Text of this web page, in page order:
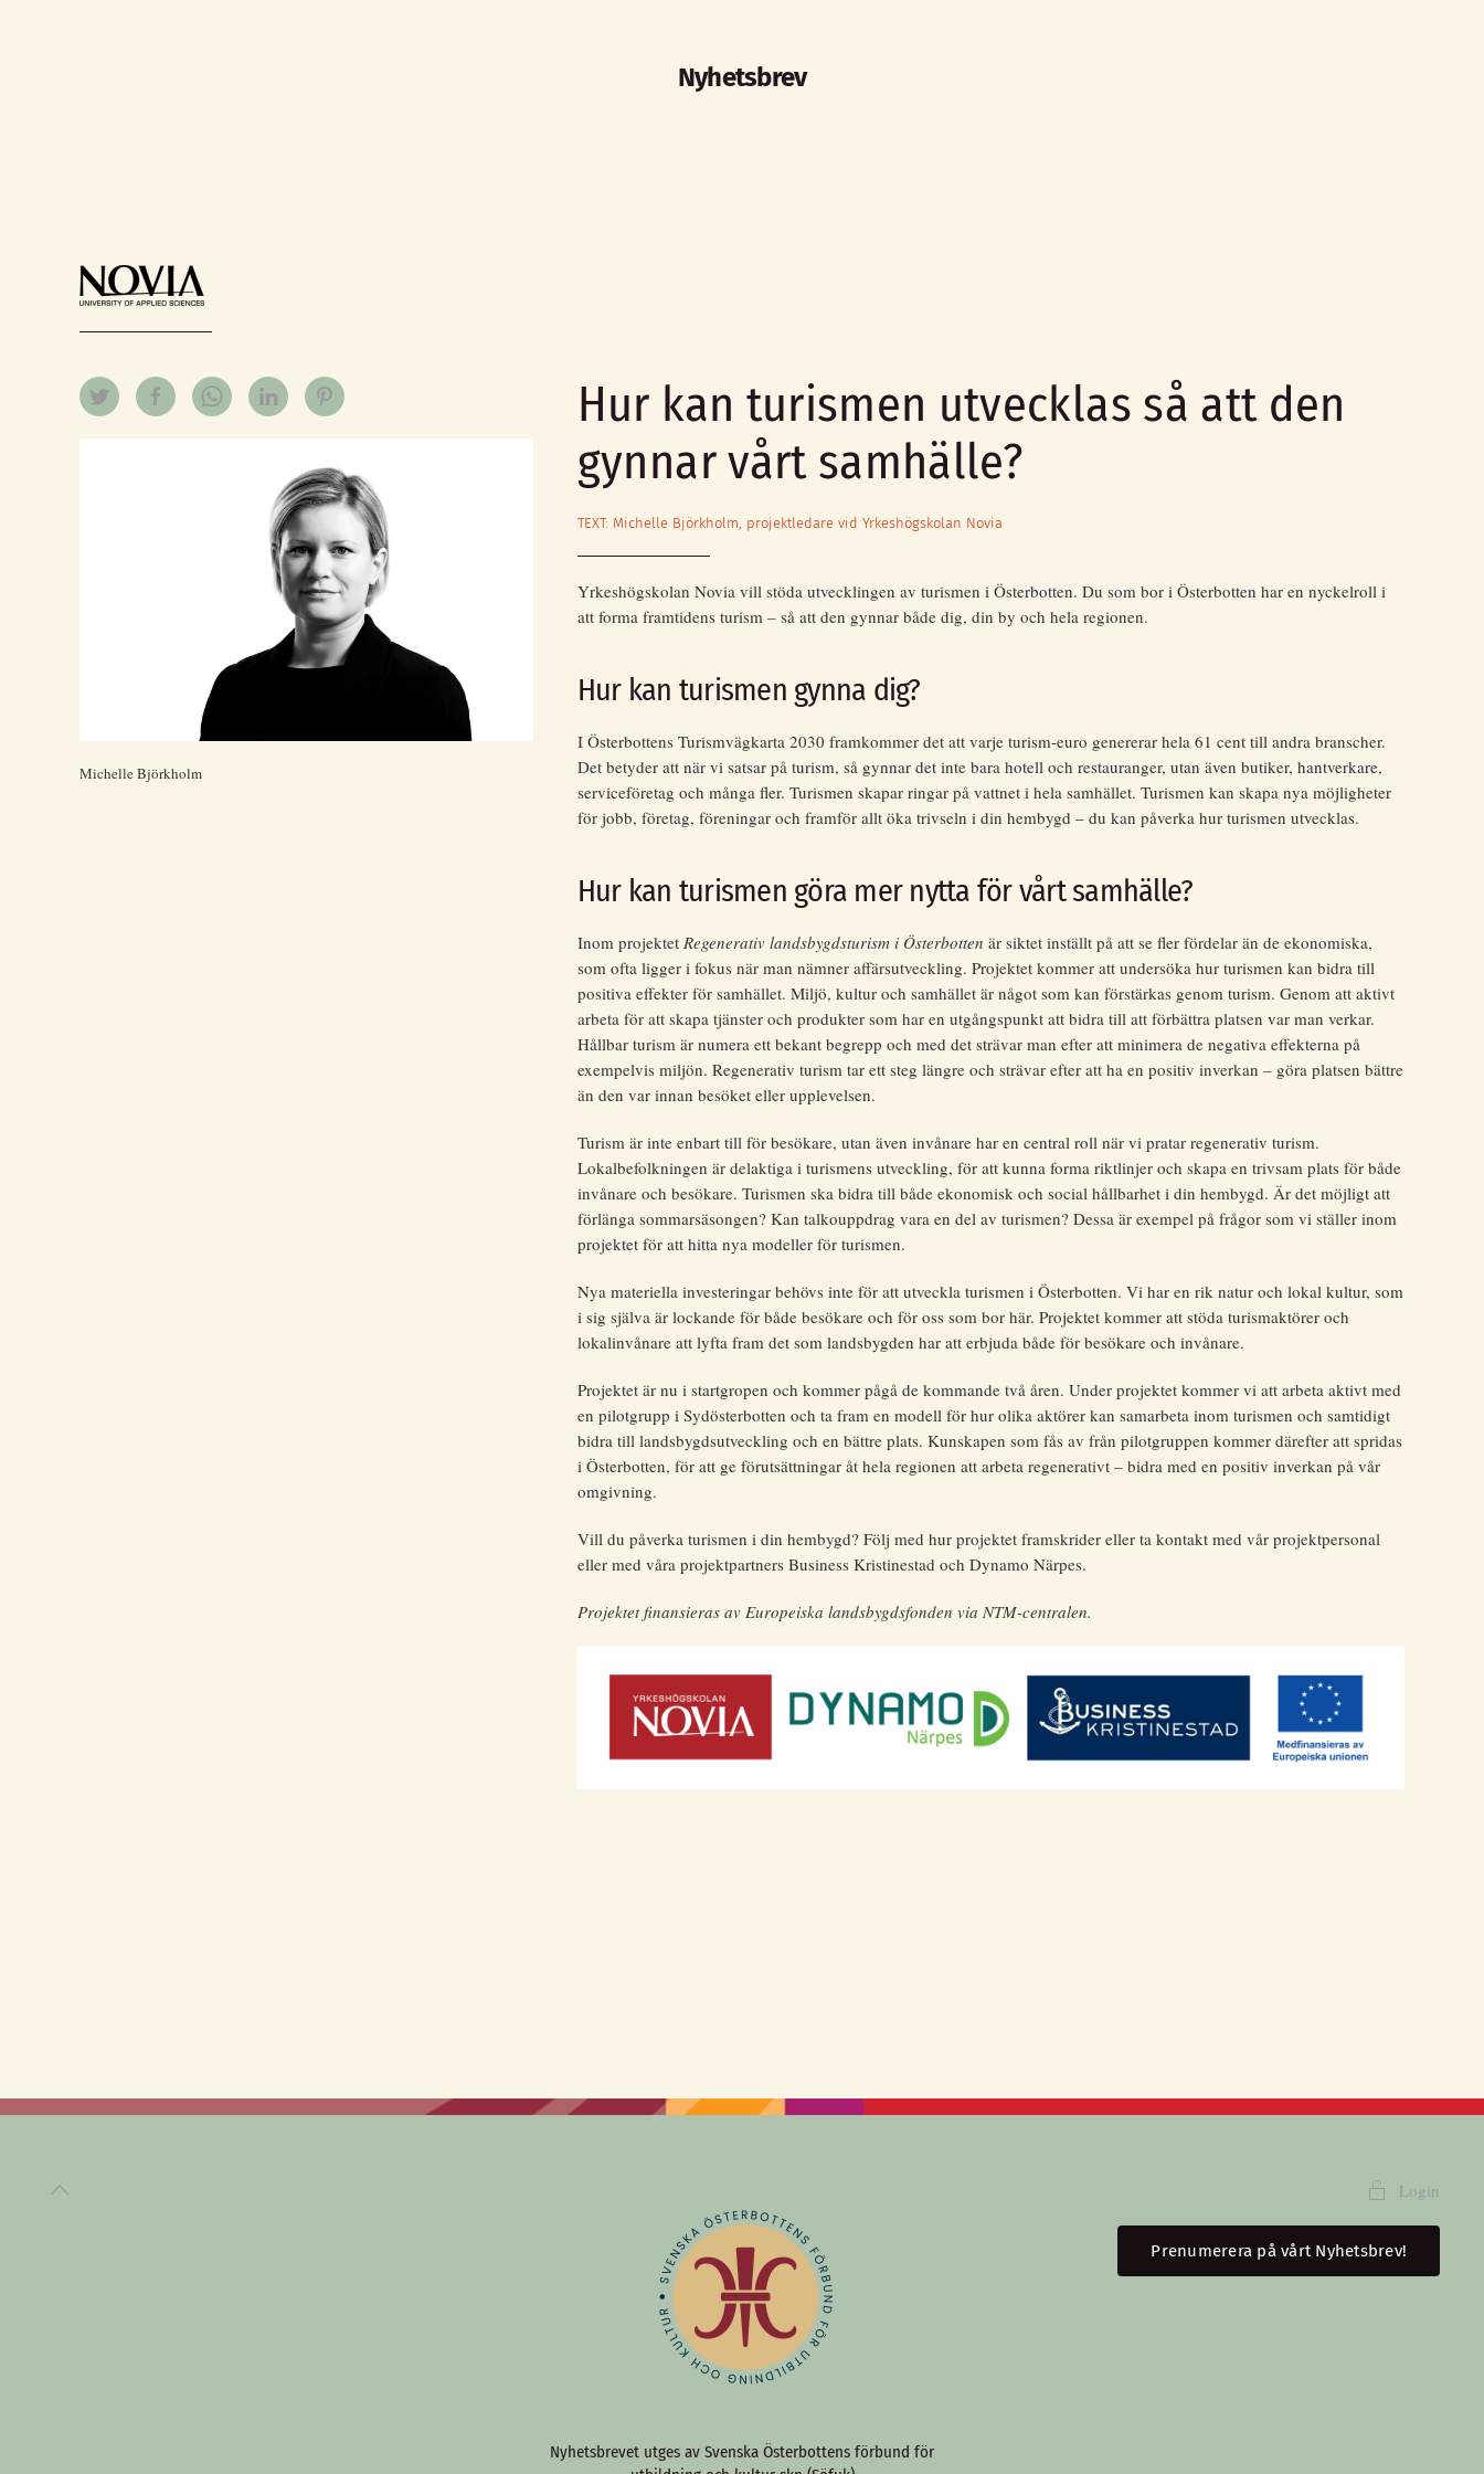
Nyhetsbrev
Michelle Björkholm
Hur kan turismen utvecklas så att den
gynnar vårt samhälle?
TEXT: Michelle Björkholm, projektledare vid Yrkeshögskolan Novia
Yrkeshögskolan Novia vill stöda utvecklingen av turismen i Österbotten. Du som bor i Österbotten har en nyckelroll i
att forma framtidens turism – så att den gynnar både dig, din by och hela regionen.
Hur kan turismen gynna dig?
I Österbottens Turismvägkarta 2030 framkommer det att varje turism-euro genererar hela 61 cent till andra branscher.
Det betyder att när vi satsar på turism, så gynnar det inte bara hotell och restauranger, utan även butiker, hantverkare,
serviceföretag och många fler. Turismen skapar ringar på vattnet i hela samhället. Turismen kan skapa nya möjligheter
för jobb, företag, föreningar och framför allt öka trivseln i din hembygd – du kan påverka hur turismen utvecklas.
Hur kan turismen göra mer nytta för vårt samhälle?
Inom projektet Regenerativ landsbygdsturism i Österbotten är siktet inställt på att se fler fördelar än de ekonomiska,
som ofta ligger i fokus när man nämner affärsutveckling. Projektet kommer att undersöka hur turismen kan bidra till
positiva effekter för samhället. Miljö, kultur och samhället är något som kan förstärkas genom turism. Genom att aktivt
arbeta för att skapa tjänster och produkter som har en utgångspunkt att bidra till att förbättra platsen var man verkar.
Hållbar turism är numera ett bekant begrepp och med det strävar man efter att minimera de negativa effekterna på
exempelvis miljön. Regenerativ turism tar ett steg längre och strävar efter att ha en positiv inverkan – göra platsen bättre
än den var innan besöket eller upplevelsen.
Turism är inte enbart till för besökare, utan även invånare har en central roll när vi pratar regenerativ turism.
Lokalbefolkningen är delaktiga i turismens utveckling, för att kunna forma riktlinjer och skapa en trivsam plats för både
invånare och besökare. Turismen ska bidra till både ekonomisk och social hållbarhet i din hembygd. Är det möjligt att
förlänga sommarsäsongen? Kan talkouppdrag vara en del av turismen? Dessa är exempel på frågor som vi ställer inom
projektet för att hitta nya modeller för turismen.
Nya materiella investeringar behövs inte för att utveckla turismen i Österbotten. Vi har en rik natur och lokal kultur, som
i sig själva är lockande för både besökare och för oss som bor här. Projektet kommer att stöda turismaktörer och
lokalinvånare att lyfta fram det som landsbygden har att erbjuda både för besökare och invånare.
Projektet är nu i startgropen och kommer pågå de kommande två åren. Under projektet kommer vi att arbeta aktivt med
en pilotgrupp i Sydösterbotten och ta fram en modell för hur olika aktörer kan samarbeta inom turismen och samtidigt
bidra till landsbygdsutveckling och en bättre plats. Kunskapen som fås av från pilotgruppen kommer därefter att spridas
i Österbotten, för att ge förutsättningar åt hela regionen att arbeta regenerativt – bidra med en positiv inverkan på vår
omgivning.
Vill du påverka turismen i din hembygd? Följ med hur projektet framskrider eller ta kontakt med vår projektpersonal
eller med våra projektpartners Business Kristinestad och Dynamo Närpes.
Projektet finansieras av Europeiska landsbygdsfonden via NTM-centralen.
Nyhetsbrevet utges av Svenska Österbottens förbund för
Login
Prenumerera på vårt Nyhetsbrev!